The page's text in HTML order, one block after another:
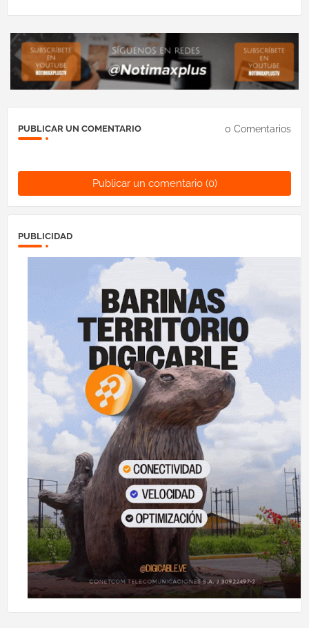
PUBLICAR UN COMENTARIO 0 Comentarios
Publicar un comentario (0)
PUBLICIDAD